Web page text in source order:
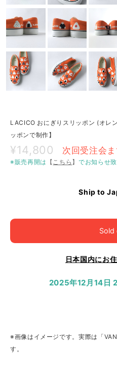
LACICO おにぎりスリッポン (オレ
ッポンで制作】
¥14,800 次回受注会
※販売再開は 【こちら 】でお知らせ致
Ship to
Sold
日本国内にお
2025年12月14日
※画像はイメージです。実際は「
す。